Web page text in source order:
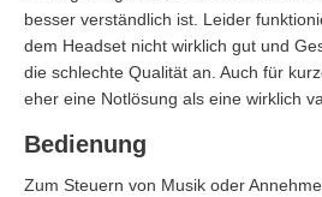
besser verständlich ist. Leider
dem Headset nicht wirklich gut und
die schlechte Qualität an. Auch für
eher eine Notlösung als eine wirklich
Bedienung
Zum Steuern von Musik oder